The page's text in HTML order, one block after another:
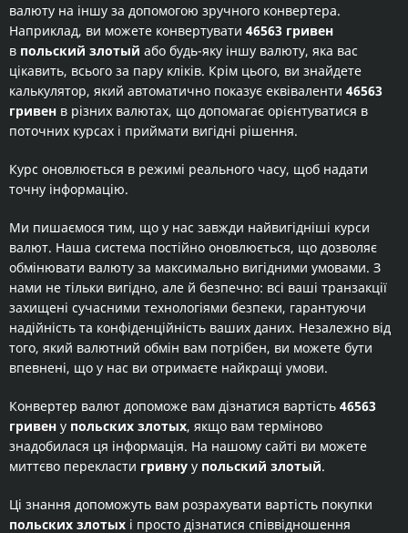
валюту на іншу за допомогою зручного конвертера.
Наприклад, ви можете конвертувати 46563 гривен
в польский злотый або будь-яку іншу валюту, яка вас
цікавить, всього за пару кліків. Крім цього, ви знайдете
калькулятор, який автоматично показує еквіваленти 46563
гривен в різних валютах, що допомагає орієнтуватися в
поточних курсах і приймати вигідні рішення.
Курс оновлюється в режимі реального часу, щоб надати
точну інформацію.
Ми пишаємося тим, що у нас завжди найвигідніші курси
валют. Наша система постійно оновлюється, що дозволяє
обмінювати валюту за максимально вигідними умовами. З
нами не тільки вигідно, але й безпечно: всі ваші транзакції
захищені сучасними технологіями безпеки, гарантуючи
надійність та конфіденційність ваших даних. Незалежно від
того, який валютний обмін вам потрібен, ви можете бути
впевнені, що у нас ви отримаєте найкращі умови.
Конвертер валют допоможе вам дізнатися вартість 46563
гривен у польских злотых, якщо вам терміново
знадобилася ця інформація. На нашому сайті ви можете
миттєво перекласти гривну у польский злотый.
Ці знання допоможуть вам розрахувати вартість покупки
польских злотых і просто дізнатися співвідношення